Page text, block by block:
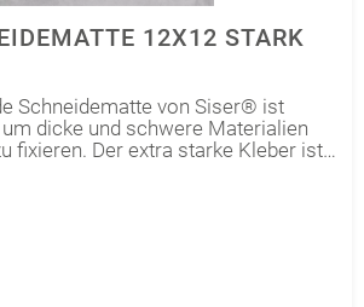
12X12 STARK
Schneidematte von Siser® ist
dicke und schwere Materialien
fixieren. Der extra starke Kleber ist
verwendet werden, sowie zum
und Vorlagen. Ideal für 30